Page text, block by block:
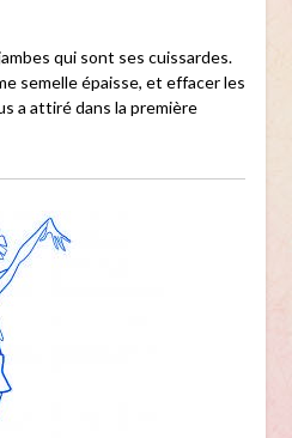
qui sont ses cuissardes.
semelle épaisse, et effacer les
a attiré dans la première